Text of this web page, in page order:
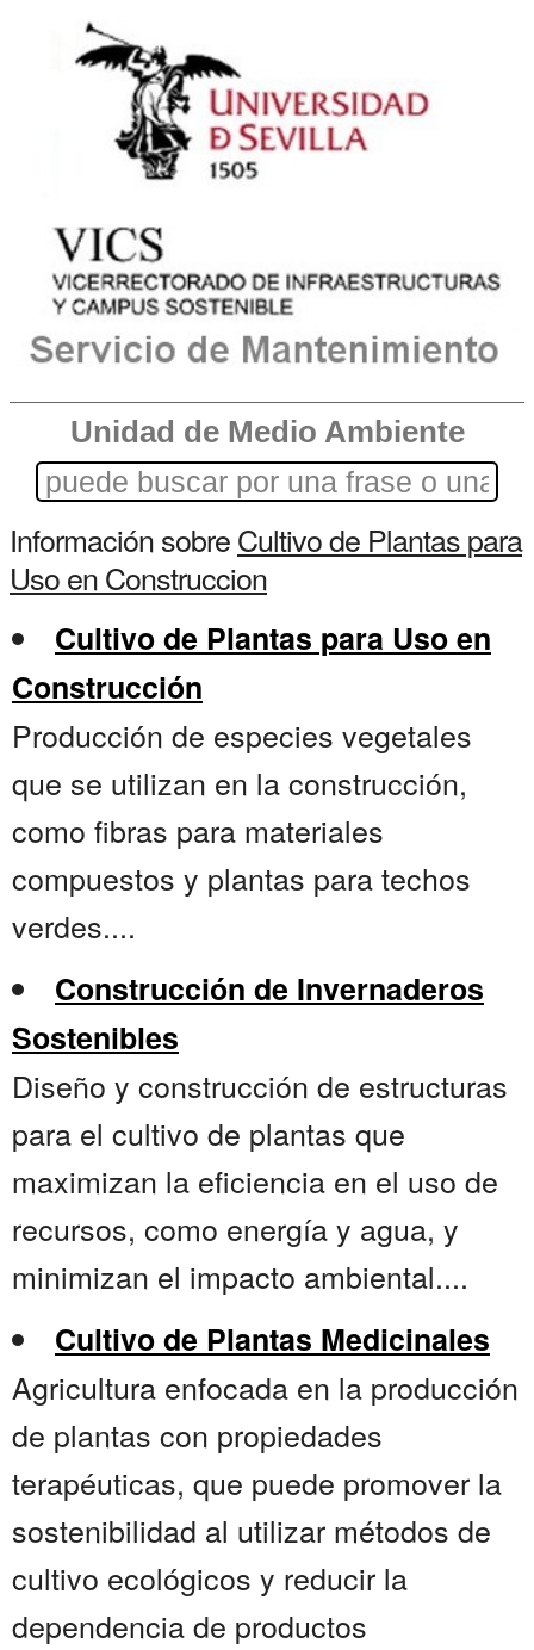
Unidad de Medio Ambiente
Información sobreCultivo de Plantas para
Uso en Construccion
Cultivo de Plantas para Uso en
Construcción
Producción de especies vegetales
que se utilizan en la construcción,
como fibras para materiales
compuestos y plantas para techos
verdes....
Construcción de Invernaderos
Sostenibles
Diseño y construcción de estructuras
para el cultivo de plantas que
maximizan la eficiencia en el uso de
recursos, como energía y agua, y
minimizan el impacto ambiental....
Cultivo de Plantas Medicinales
Agricultura enfocada en la producción
de plantas con propiedades
terapéuticas, que puede promover la
sostenibilidad al utilizar métodos de
cultivo ecológicos y reducir la
dependencia de productos